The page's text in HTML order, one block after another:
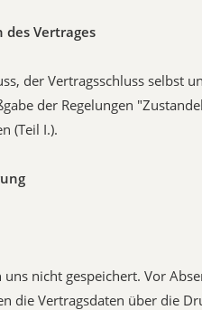
Vertrages
der Vertragsschluss selbst
der Regelungen
(Teil I.).
nicht gespeichert. Vor
die Vertragsdaten über die